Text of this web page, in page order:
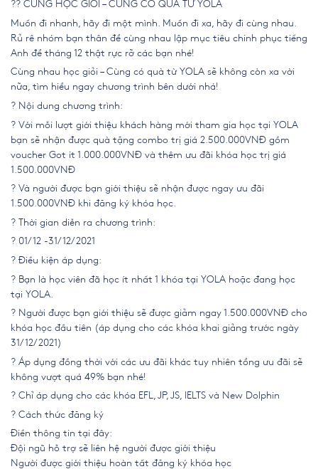
?? CÙNG HỌC GIỎI – CÙNG CÓ QUÀ TỪ YOLA
Muốn đi nhanh, hãy đi một mình. Muốn đi xa, hãy đi cùng nhau.
Rủ rê nhóm bạn thân để cùng nhau lập mục tiêu chinh phục tiếng
Anh để tháng 12 thật rực rỡ các bạn nhé!
Cùng nhau học giỏi – Cùng có quà từ YOLA sẽ không còn xa vời
nữa, tìm hiểu ngay chương trình bên dưới nhá!
? Nội dung chương trình:
? Với mỗi lượt giới thiệu khách hàng mới tham gia học tại YOLA
bạn sẽ nhận được quà tặng combo trị giá 2.500.000VNĐ gồm
voucher Got it 1.000.000VNĐ và thêm ưu đãi khóa học trị giá
1.500.000VNĐ
? Và người được bạn giới thiệu sẽ nhận được ngay ưu đãi
1.500.000VNĐ khi đăng ký khóa học.
? Thời gian diễn ra chương trình:
? 01/12 -31/12/2021
? Điều kiện áp dụng:
? Bạn là học viên đã học ít nhất 1 khóa tại YOLA hoặc đang học
tại YOLA
? Người được bạn giới thiệu sẽ được giảm ngay 1.500.000VNĐ cho
khóa học đầu tiên (áp dụng cho các khóa khai giảng trước ngày
31/12/2021)
? Áp dụng đồng thời với các ưu đãi khác tuy nhiên tổng ưu đãi sẽ
không vượt quá 49% bạn nhé!
? Chỉ áp dụng cho các khóa EFL JP, JS IELTS và New Dolphin
? Cách thức đăng ký
Điền thông tin tại đây:
Đội ngũ hỗ trợ sẽ liên hệ người được giới thiệu
Người được giới thiệu hoàn tất đăng ký khóa học